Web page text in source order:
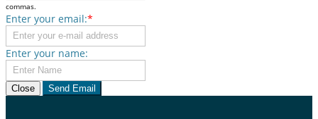
commas.
Enter your email:*
Enter your name:
Close Send Email